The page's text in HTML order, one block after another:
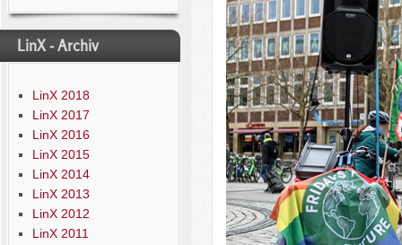
LinX - Archiv
LinX 2018
LinX 2017
LinX 2016
LinX 2015
LinX 2014
LinX 2013
LinX 2012
LinX 2011